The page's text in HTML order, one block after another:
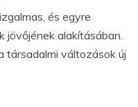
és egyre
jövőjének alakításában.
társadalmi változások új